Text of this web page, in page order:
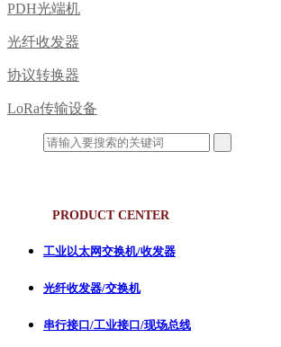
PDH光端机
光纤收发器
协议转换器
LoRa传输设备
PRODUCT CENTER
工业以太网交换机/收发器
光纤收发器/交换机
串行接口/工业接口/现场总线